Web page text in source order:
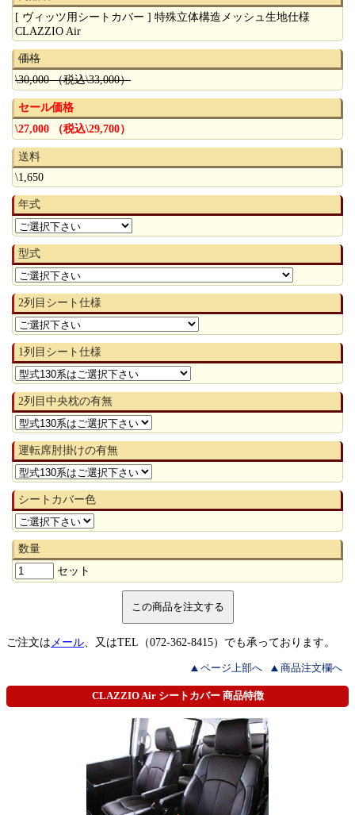
[ ヴィッツ用シートカバー ] 特殊立体構造メッシュ生地仕様
CLAZZIO Air
価格
\30,000 （税込\33,000）
セール価格
\27,000 （税込\29,700）
送料
\1,650
年式
型式
2列目シート仕様
1列目シート仕様
2列目中央枕の有無
運転席肘掛けの有無
シートカバー色
数量
セット
ご注文はメール、又はTEL（072-362-8415）でも承っております。
ページ上部へ 商品注文欄へ
CLAZZIO Air シートカバー 商品特徴